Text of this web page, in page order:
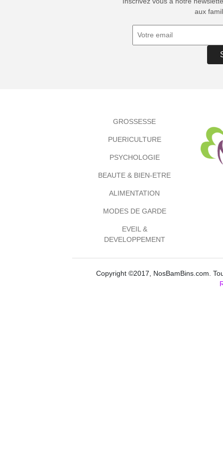
aux
GROSSESSE
PUERICULTURE
PSYCHOLOGIE
BEAUTE & BIEN-ETRE
ALIMENTATION
MODES DE GARDE
EVEIL &
DEVELOPPEMENT
Copyright ©2017, NosBamBins.com.